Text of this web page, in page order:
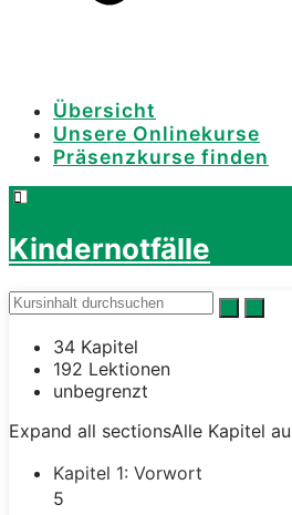
Übersicht
Unsere Onlinekurse
Präsenzkurse finden
Kindernotfälle
34 Kapitel
192 Lektionen
unbegrenzt
Expand all sectionsAlle Kapitel
Kapitel 1: Vorwort
5